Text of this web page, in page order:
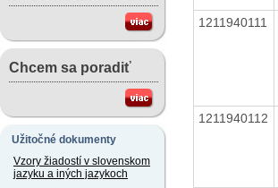
Chcem sa poradiť
Užitočné dokumenty
Vzory žiadostí v slovenskom
jazyku a iných jazykoch
1211940111
1211940112